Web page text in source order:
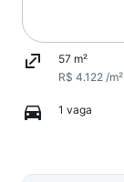
57 m²
R$ 4.122 /m²
1 vaga